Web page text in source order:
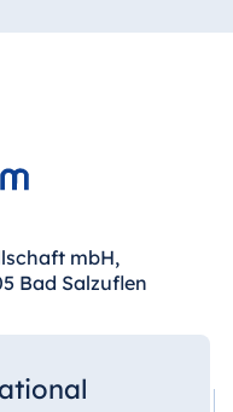
mbH,
Bad Salzuflen